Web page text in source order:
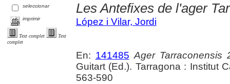
seleccionar
imprimir
Text complet
Text
complet
Les Antefixes de l'ager
López i Vilar, Jordi
En: 141485 Ager Tarraconensis
Guitart (Ed.). Tarragona : Institut
563-590